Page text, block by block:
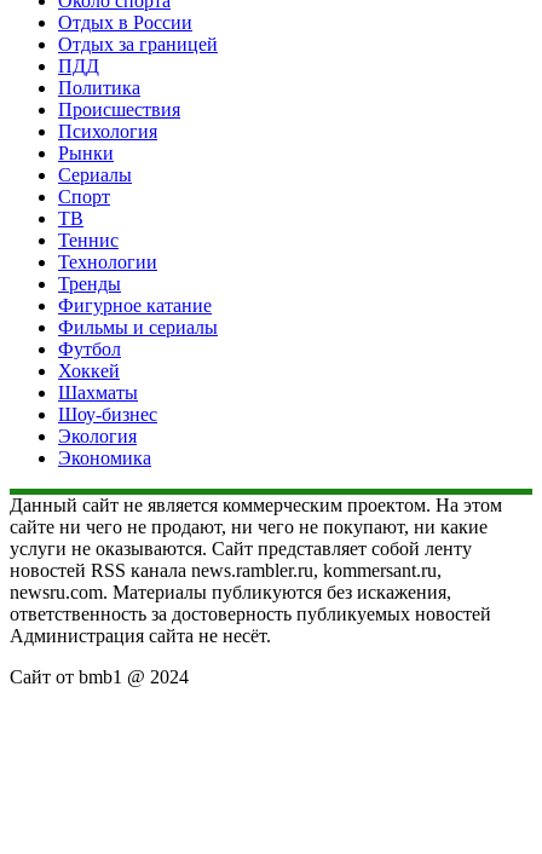
Отдых в России
Отдых за границей
ПДД
Политика
Происшествия
Психология
Рынки
Сериалы
Спорт
ТВ
Теннис
Технологии
Тренды
Фигурное катание
Фильмы и сериалы
Футбол
Хоккей
Шахматы
Шоу-бизнес
Экология
Экономика
Данный сайт не является коммерческим проектом. На этом
сайте ни чего не продают, ни чего не покупают, ни какие
услуги не оказываются. Сайт представляет собой ленту
новостей RSS канала news.rambler.ru, kommersant.ru,
newsru.com. Материалы публикуются без искажения,
ответственность за достоверность публикуемых новостей
Администрация сайта не несёт.
Сайт от bmb1 @ 2024